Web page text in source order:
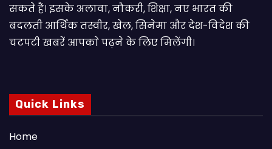
सकते हैं। इसके अलावा, नौकरी, शिक्षा, नए भारत की
बदलती आर्थिक तस्वीर, खेल, सिनेमा और देश-विदेश की
चटपटी खबरें आपकाे पढ़ने के लिए मिलेंगी।
Quick Links
Home